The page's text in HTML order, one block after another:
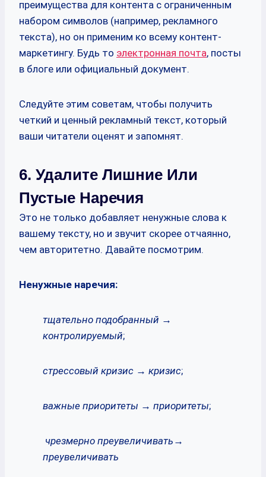
преимущества для контента с ограниченным
набором символов (например, рекламного
текста), но он применим ко всему контент-
маркетингу. Будь то электронная почта, посты
в блоге или официальный документ.
Следуйте этим советам, чтобы получить
четкий и ценный рекламный текст, который
ваши читатели оценят и запомнят.
6. Удалите Лишние Или
Пустые Наречия
Это не только добавляет ненужные слова к
вашему тексту, но и звучит скорее отчаянно,
чем авторитетно. Давайте посмотрим.
Ненужные наречия:
тщательно подобранный →
контролируемый;
стрессовый кризис → кризис;
важные приоритеты → приоритеты;
чрезмерно преувеличивать→
преувеличивать